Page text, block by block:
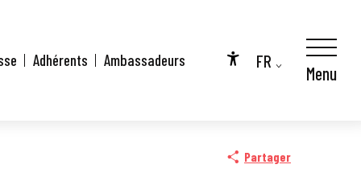
Accessibilité
FR
Adhérents Ambassadeurs
Menu
Partager